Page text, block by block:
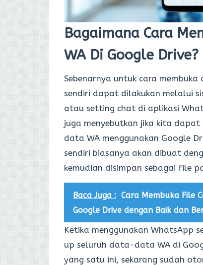
Bagaimana Cara
WA Di Google Drive?
Sebenarnya untuk cara membuka
sendiri dapat dilakukan melalui
atau setting chat di aplikasi
juga menyebutkan jika kita
data WA menggunakan Google
sendiri biasanya akan dibuat
kemudian disimpan sebagai file
Baca Juga : Cara Membuka File
Google Drive dengan Baik dan
Ketika menggunakan WhatsApp
up seluruh data-data WA di
yang satu ini, sekarang sudah